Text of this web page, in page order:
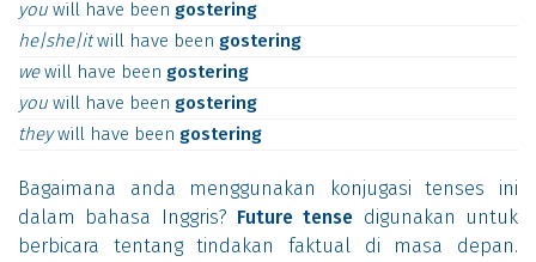
you will have been gostering
he|she|itwill have been gostering
wewill have been gostering
you will have been gostering
theywill have been gostering
Bagaimana anda menggunakan konjugasi tenses ini
dalam bahasa Inggris? Future tense digunakan untuk
berbicara tentang tindakan faktual di masa depan.